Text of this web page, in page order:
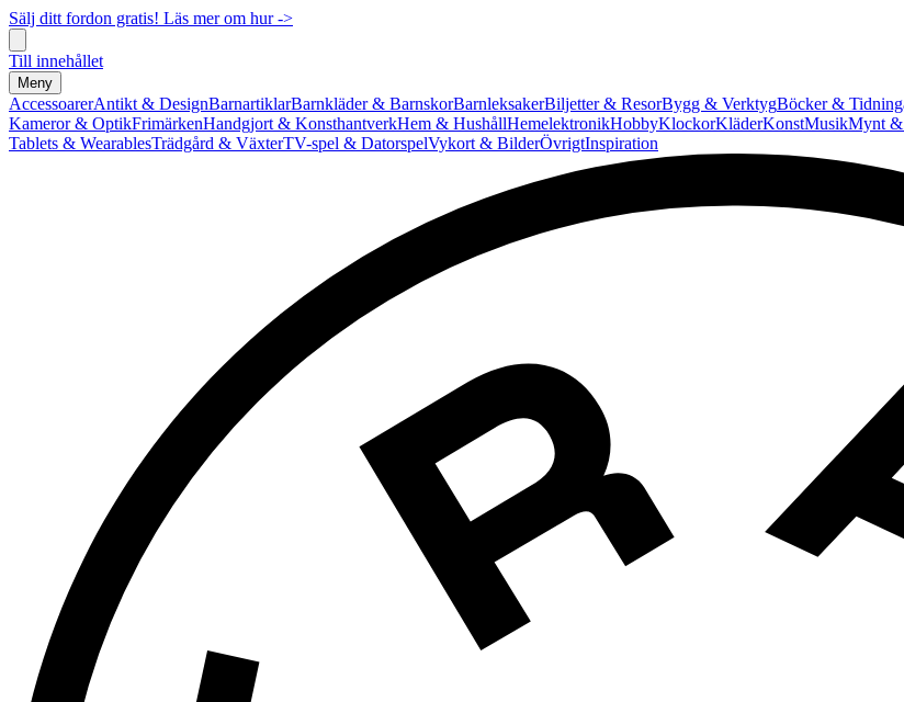
Sälj ditt fordon gratis! Läs mer om hur ->
Till innehållet
Meny
AccessoarerAntikt & DesignBarnartiklarBarnkläder & BarnskorBarnleksakerBiljetter & ResorBygg & VerktygBöcker &
Kameror & OptikFrimärkenHandgjort & KonsthantverkHem & HushållHemelektronikHobbyKlockorKläderKonstMusikMynt &
Tablets & WearablesTrädgård & VäxterTV-spel & DatorspelVykort & BilderÖvrigtInspiration